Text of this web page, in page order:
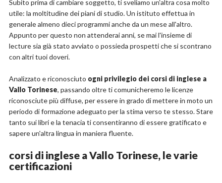
Subito prima di cambiare soggetto, ti sveliamo un'altra cosa molto
utile: la moltitudine dei piani di studio. Un istituto effettua in
generale almeno dieci programmi anche da un mese all'altro.
Appunto per questo non attenderai anni, se mai l'insieme di
lecture sia già stato avviato o possieda prospetti che si scontrano
con altri tuoi doveri.
Analizzato e riconosciuto ogni privilegio dei corsi di inglese a
Vallo Torinese, passando oltre ti comunicheremo le licenze
riconosciute più diffuse, per essere in grado di mettere in moto un
periodo di formazione adeguato per la stima verso te stesso. Stare
tanto sui libri e la tenacia ti consentiranno di essere gratificato e
sapere un'altra lingua in maniera fluente.
corsi di inglese a Vallo Torinese, le varie
certificazioni